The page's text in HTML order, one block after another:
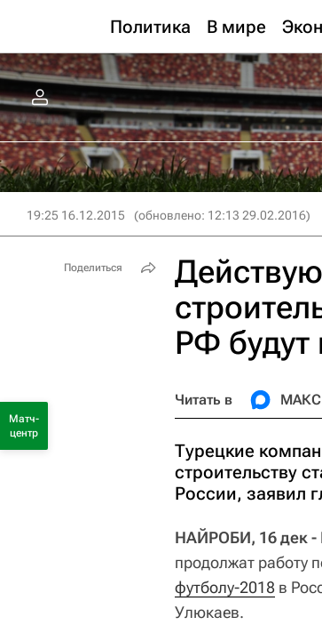
Политика В мире
19:25 16.12.2015 (обновлено: 12:13 29.02.2016)
РФ
Читать в МАКС
Турецкие
строительству
России, заявил
НАЙРОБИ, 16 дек
продолжат работу
футболу-2018 в
Улюкаев.
Поделиться
Матч-
центр